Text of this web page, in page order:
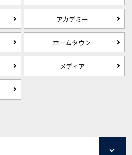
アカデミー
ホームタウン
メディア